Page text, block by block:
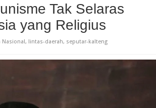
Tak Selaras
yang Religius
Nasional, lintas-daerah, seputar-kalteng